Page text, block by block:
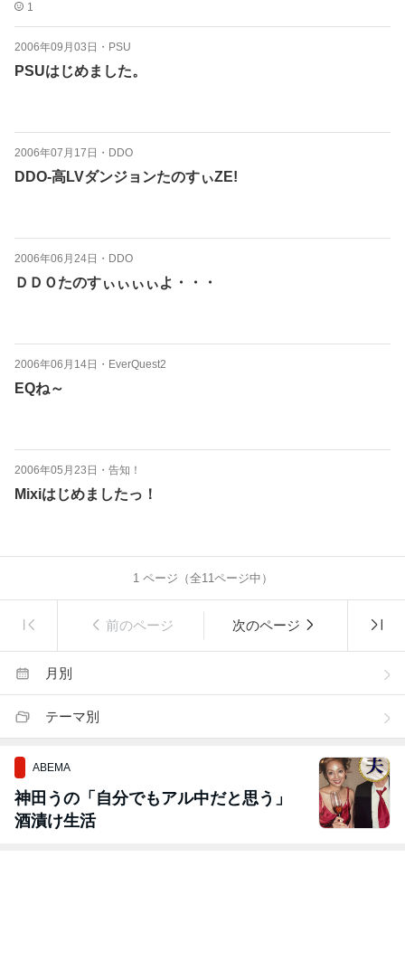
1
2006年09月03日 ・ PSU
PSUはじめました。
2006年07月17日 ・ DDO
DDO-高LVダンジョンたのすぃZE!
2006年06月24日 ・ DDO
ＤＤＯたのすぃぃぃぃよ・・・
2006年06月14日 ・ EverQuest2
EQね～
2006年05月23日 ・ 告知！
Mixiはじめましたっ！
1ページ（全11ページ中）
前のページ 次のページ
月別
テーマ別
ABEMA
神田うの「自分でもアル中だと思う」
酒漬け生活